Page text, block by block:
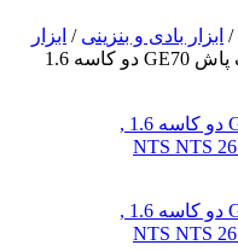
/ ابزار بادی و بنزینی / ابزار
پیستوله رنگ پاش GE70 دو کاسه 1.6